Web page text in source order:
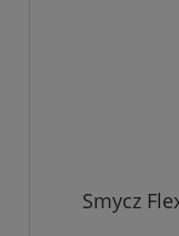
Smycz